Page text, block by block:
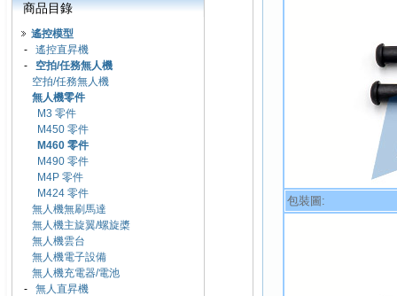
商品目錄
遙控模型
- 遙控直昇機
- 空拍/任務無人機
空拍/任務無人機
無人機零件
M3 零件
M450 零件
M460 零件
M490 零件
M4P 零件
M424 零件
無人機無刷馬達
無人機主旋翼/螺旋槳
無人機雲台
無人機電子設備
無人機充電器/電池
- 無人直昇機
包裝圖: